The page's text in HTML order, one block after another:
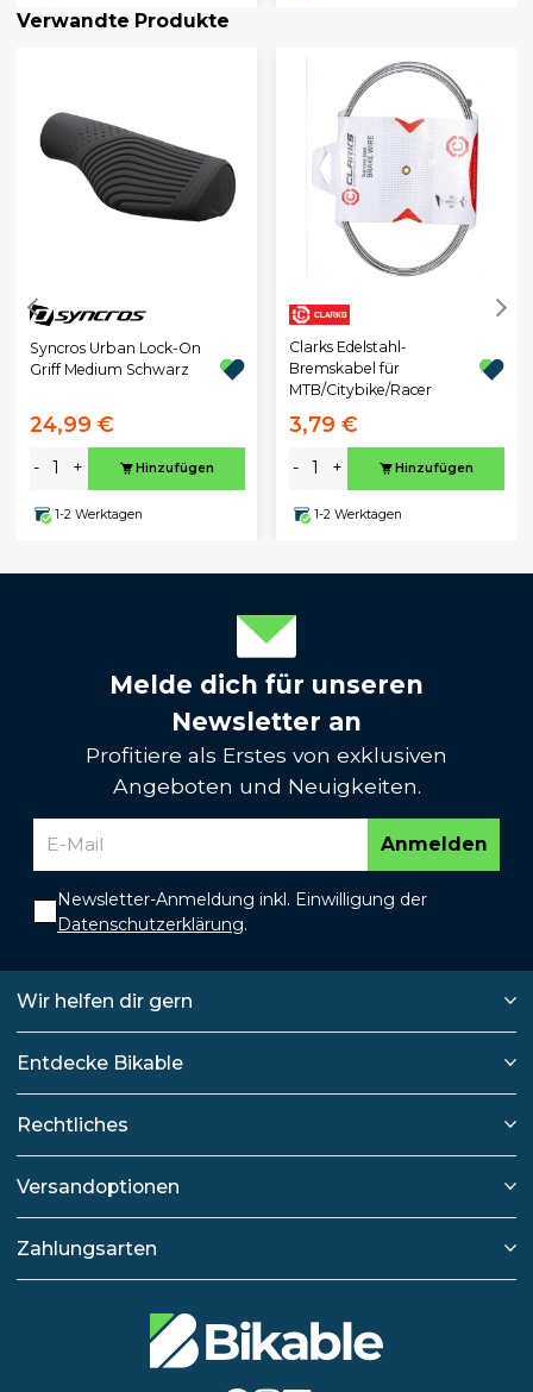
Verwandte Produkte
Syncros Urban Lock-On
Griff Medium Schwarz
24,99 €
- + Hinzufügen
1-2 Werktagen
Clarks Edelstahl-
Bremskabel für
MTB/Citybike/Racer
3,79 €
- + Hinzufügen
1-2 Werktagen
Melde dich für unseren
Newsletter an
Profitiere als Erstes von exklusiven
Angeboten und Neuigkeiten.
Anmelden
Newsletter-Anmeldung inkl. Einwilligung der
Datenschutzerklärung.
Wir helfen dir gern
Entdecke Bikable
Rechtliches
Versandoptionen
Zahlungsarten